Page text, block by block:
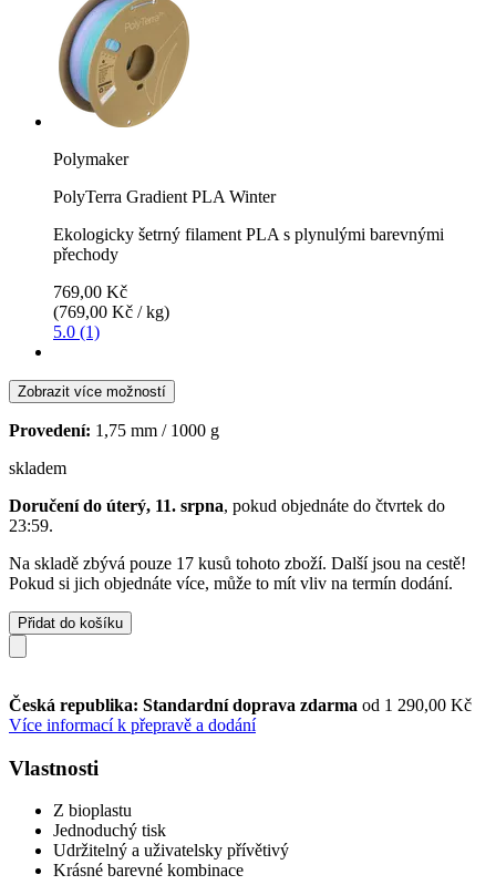
Polymaker
PolyTerra Gradient PLA Winter
Ekologicky šetrný filament PLA s plynulými barevnými
přechody
769,00 Kč
(769,00 Kč / kg)
5.0 (1)
Zobrazit více možností
Provedení: 1,75 mm / 1000 g
skladem
Doručení do úterý, 11. srpna, pokud objednáte do čtvrtek do
23:59.
Na skladě zbývá pouze 17 kusů tohoto zboží. Další jsou na cestě!
Pokud si jich objednáte více, může to mít vliv na termín dodání.
Přidat do košíku
Česká republika: Standardní doprava zdarma od 1 290,00 Kč
Více informací k přepravě a dodání
Vlastnosti
Z bioplastu
Jednoduchý tisk
Udržitelný a uživatelsky přívětivý
Krásné barevné kombinace